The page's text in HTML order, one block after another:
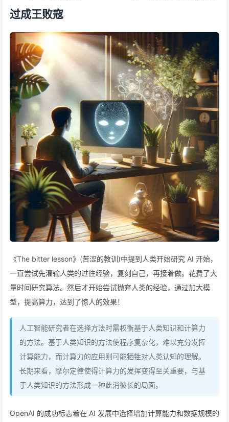
过成王败寇
《The bitter lesson》(苦涩的教训)中提到人类开始研究 AI 开始，
一直尝试先灌输人类的过往经验，复刻自己，再接着做。花费了大
量时间研究算法。然后才开始尝试抛弃人类的经验，通过加大模
型，提高算力，达到了惊人的效果！
人工智能研究者在选择方法时需权衡基于人类知识和计算力
的方法。基于人类知识的方法使程序复杂化，难以充分发挥
计算能力，而计算力的应用则可能牺牲对人类认知的理解。
长期来看，摩尔定律使得计算力的发挥变得至关重要，与基
于人类知识的方法形成一种此消彼长的局面。
OpenAI 的成功标志着在 AI 发展中选择增加计算能力和数据规模的